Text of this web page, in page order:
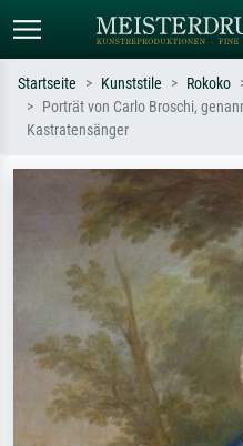
Standardsuche
oder Stilen – z.B. Monet,
Sternennacht, Impressionismus, Welle
Hokusai, Akt.
Startseite Kunststile Rokoko
Porträt von Carlo Broschi,
Kastratensänger